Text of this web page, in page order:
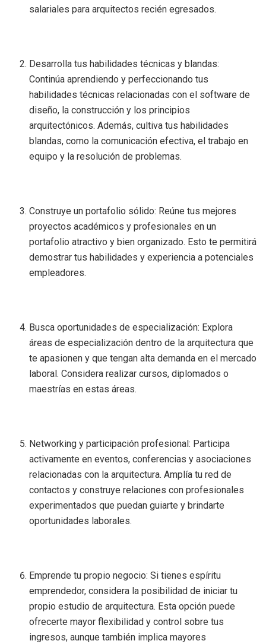
salariales para arquitectos recién egresados.
Desarrolla tus habilidades técnicas y blandas:
Continúa aprendiendo y perfeccionando tus
habilidades técnicas relacionadas con el software de
diseño, la construcción y los principios
arquitectónicos. Además, cultiva tus habilidades
blandas, como la comunicación efectiva, el trabajo en
equipo y la resolución de problemas.
Construye un portafolio sólido: Reúne tus mejores
proyectos académicos y profesionales en un
portafolio atractivo y bien organizado. Esto te permitirá
demostrar tus habilidades y experiencia a potenciales
empleadores.
Busca oportunidades de especialización: Explora
áreas de especialización dentro de la arquitectura que
te apasionen y que tengan alta demanda en el mercado
laboral. Considera realizar cursos, diplomados o
maestrías en estas áreas.
Networking y participación profesional: Participa
activamente en eventos, conferencias y asociaciones
relacionadas con la arquitectura. Amplía tu red de
contactos y construye relaciones con profesionales
experimentados que puedan guiarte y brindarte
oportunidades laborales.
Emprende tu propio negocio: Si tienes espíritu
emprendedor, considera la posibilidad de iniciar tu
propio estudio de arquitectura. Esta opción puede
ofrecerte mayor flexibilidad y control sobre tus
ingresos, aunque también implica mayores